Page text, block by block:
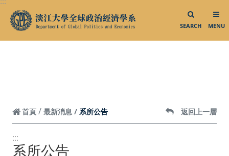
跳到頁面主要內容區
SEARCH MENU
首頁 最新消息 系所公告 返回上一層
:::
系所公告